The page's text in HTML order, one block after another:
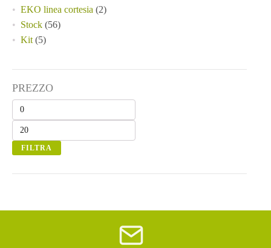
EKO linea cortesia (2)
Stock (56)
Kit (5)
PREZZO
Prezzo
Min
Prezzo
Max
FILTRA